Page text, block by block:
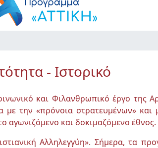
- Ιστορικό
και Φιλανθρωπικό έργο της
την «πρόνοια στρατευμένων» και
αγωνιζόμενο και δοκιμαζόμενο έθνος.
Αλληλεγγύη». Σήμερα, τα